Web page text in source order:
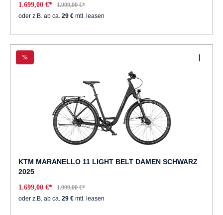
1.699,00 €*
1.999,00 €*
oder z.B. ab ca. 29 € mtl. leasen
%
KTM MARANELLO 11 LIGHT BELT DAMEN SCHWARZ
2025
1.699,00 €*
1.999,00 €*
oder z.B. ab ca. 29 € mtl. leasen